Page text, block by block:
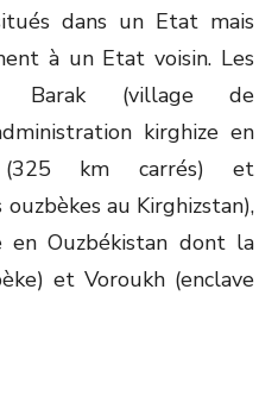
dans un Etat mais
à un Etat voisin. Les
Barak (village de
kirghize en
(325 km carrés) et
au Kirghizstan),
en Ouzbékistan dont la
et Voroukh (enclave